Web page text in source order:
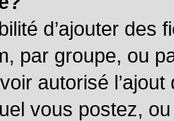
d’ajouter des
par groupe, ou
autorisé
vous postez,